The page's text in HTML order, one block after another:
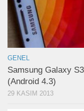
GENEL
Samsung Galaxy
(Android 4.3)
29 KASIM 2013